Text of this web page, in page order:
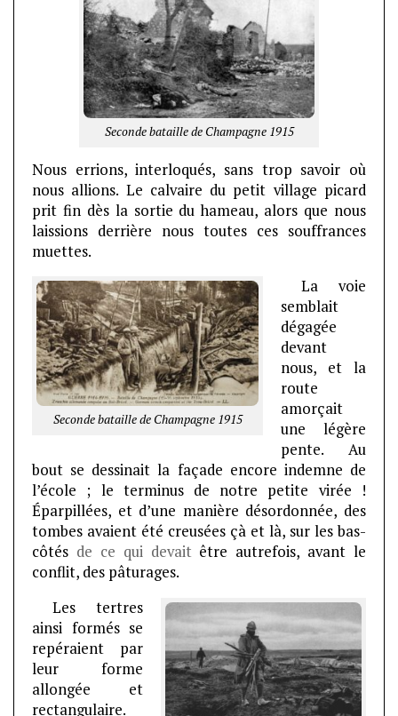
Seconde bataille de Champagne 1915
Nous errions, interloqués, sans trop savoir où
nous allions. Le calvaire du petit village picard
prit fin dès la sortie du hameau, alors que nous
laissions derrière nous toutes ces souffrances
muettes.
Seconde bataille de Champagne 1915
La voie
semblait
dégagée
devant
nous, et la
route
amorçait
une légère
pente. Au
bout se dessinait la façade encore indemne de
l’école ; le terminus de notre petite virée !
Éparpillées, et d’une manière désordonnée, des
tombes avaient été creusées çà et là, sur les bas-
côtés de ce qui devait être autrefois, avant le
conflit, des pâturages.
Les tertres
ainsi formés se
repéraient par
leur forme
allongée et
rectangulaire.